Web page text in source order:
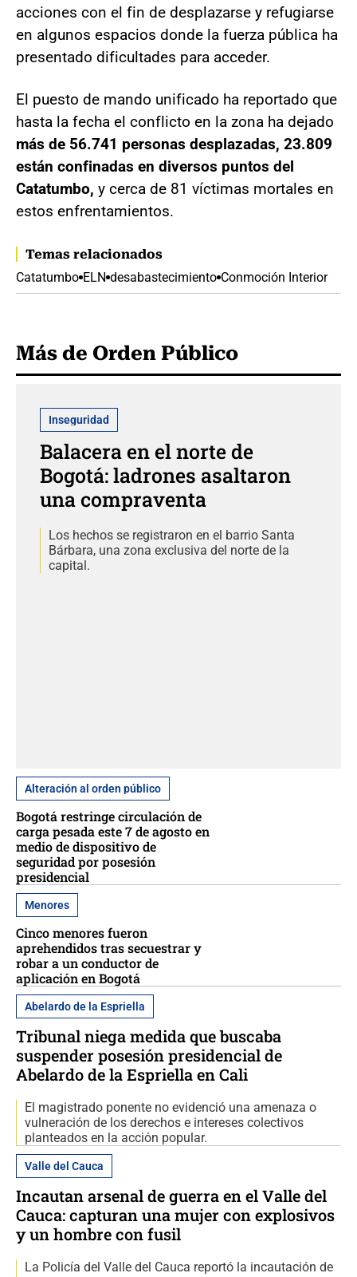
acciones con el fin de desplazarse y refugiarse
en algunos espacios donde la fuerza pública ha
presentado dificultades para acceder.
El puesto de mando unificado ha reportado que
hasta la fecha el conflicto en la zona ha dejado
más de 56.741 personas desplazadas, 23.809
están confinadas en diversos puntos del
Catatumbo, y cerca de 81 víctimas mortales en
estos enfrentamientos.
Temas relacionados
Catatumbo ELN desabastecimiento Conmoción Interior
Más de Orden Público
Inseguridad
Balacera en el norte de
Bogotá: ladrones asaltaron
una compraventa
Los hechos se registraron en el barrio Santa
Bárbara, una zona exclusiva del norte de la
capital.
Alteración al orden público
Bogotá restringe circulación de
carga pesada este 7 de agosto en
medio de dispositivo de
seguridad por posesión
presidencial
Menores
Cinco menores fueron
aprehendidos tras secuestrar y
robar a un conductor de
aplicación en Bogotá
Abelardo de la Espriella
Tribunal niega medida que buscaba
suspender posesión presidencial de
Abelardo de la Espriella en Cali
El magistrado ponente no evidenció una amenaza o
vulneración de los derechos e intereses colectivos
planteados en la acción popular.
Valle del Cauca
Incautan arsenal de guerra en el Valle del
Cauca: capturan una mujer con explosivos
y un hombre con fusil
La Policía del Valle del Cauca reportó la incautación de